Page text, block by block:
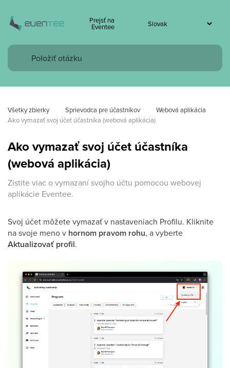
Prejsť na
Eventee
Všetky zbierky Sprievodca pre účastníkov
Webová aplikácia
Ako vymazať svoj účet účastníka (webová aplikácia)
Ako vymazať svoj účet účastníka
(webová aplikácia)
Zistite viac o vymazaní svojho účtu pomocou webovej
aplikácie Eventee.
Svoj účet môžete vymazať v nastaveniach Profilu. Kliknite
na svoje meno v hornom pravom rohu, a vyberte
Aktualizovať profil.